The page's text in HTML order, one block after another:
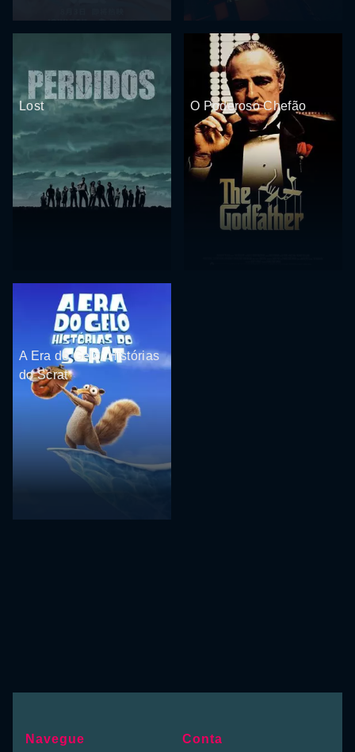
Lost O Poderoso Chefão
A Era do Gelo: Histórias
do Scrat
Navegue Conta